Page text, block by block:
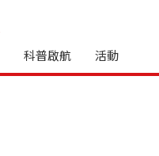
科普啟航 活動